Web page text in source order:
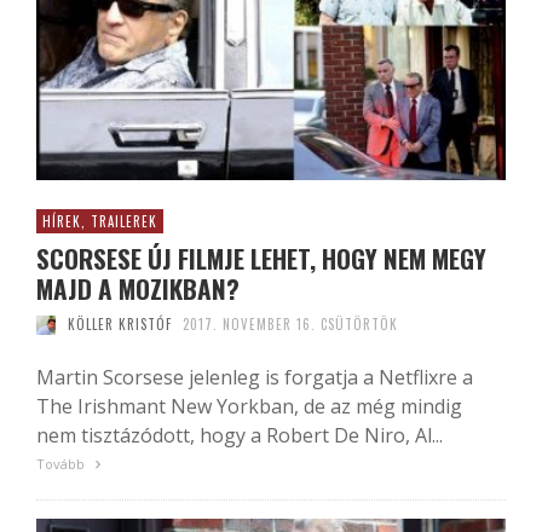
HÍREK, TRAILEREK
SCORSESE ÚJ FILMJE LEHET, HOGY NEM MEGY
MAJD A MOZIKBAN?
KÖLLER KRISTÓF 2017. NOVEMBER 16. CSÜTÖRTÖK
Martin Scorsese jelenleg is forgatja a Netflixre a
The Irishmant New Yorkban, de az még mindig
nem tisztázódott, hogy a Robert De Niro, Al...
Tovább